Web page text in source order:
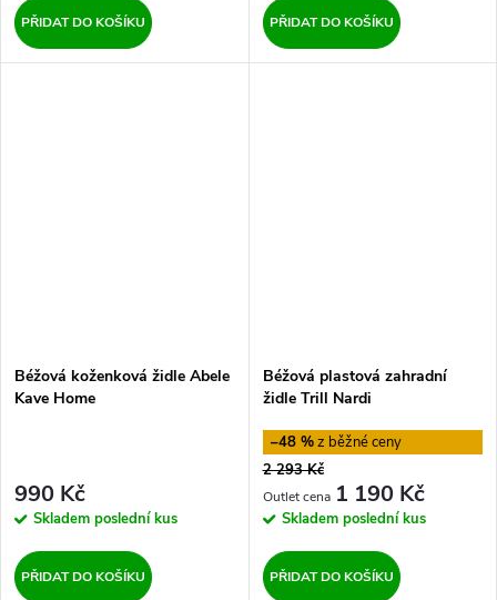
PŘIDAT DO KOŠÍKU PŘIDAT DO KOŠÍKU
Béžová koženková židle Abele
Kave Home
990 Kč
Skladem poslední kus
PŘIDAT DO KOŠÍKU
Béžová plastová zahradní
židle Trill Nardi
–48 %
2 293 Kč
1 190 Kč
Skladem poslední kus
PŘIDAT DO KOŠÍKU